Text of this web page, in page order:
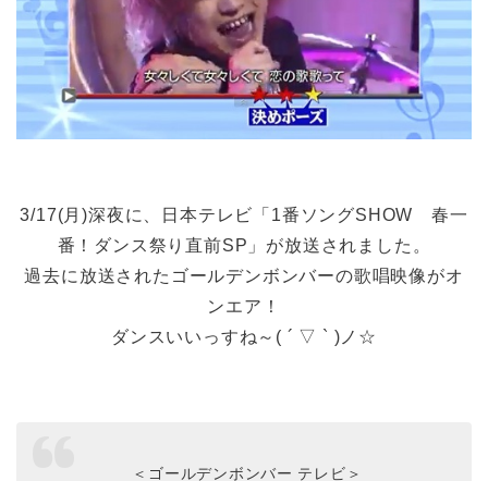
3/17(月)深夜に、日本テレビ「1番ソングSHOW 春一
番！ダンス祭り直前SP」が放送されました。
過去に放送されたゴールデンボンバーの歌唱映像がオ
ンエア！
ダンスいいっすね～( ´ ▽ ` )ノ☆
＜ゴールデンボンバー テレビ＞